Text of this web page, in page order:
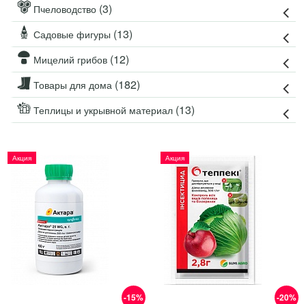
Пчеловодство (3)
Садовые фигуры (13)
Мицелий грибов (12)
Товары для дома (182)
Теплицы и укрывной материал (13)
-15%
Акция
-20%
Акция